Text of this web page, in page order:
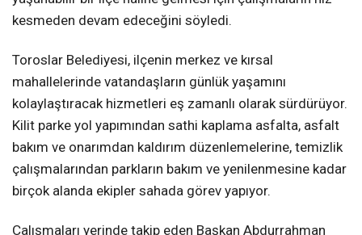
kesmeden devam edeceğini söyledi.
Toroslar Belediyesi, ilçenin merkez ve kırsal
mahallelerinde vatandaşların günlük yaşamını
kolaylaştıracak hizmetleri eş zamanlı olarak sürdürüyor.
Kilit parke yol yapımından sathi kaplama asfalta, asfalt
bakım ve onarımdan kaldırım düzenlemelerine, temizlik
çalışmalarından parkların bakım ve yenilenmesine kadar
birçok alanda ekipler sahada görev yapıyor.
Çalışmaları yerinde takip eden Başkan Abdurrahman